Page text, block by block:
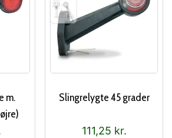
m.
Slingrelygte 45 grader
111,25 kr.